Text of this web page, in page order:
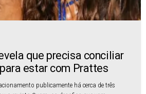
que precisa conciliar
estar com Prattes
publicamente há cerca de três